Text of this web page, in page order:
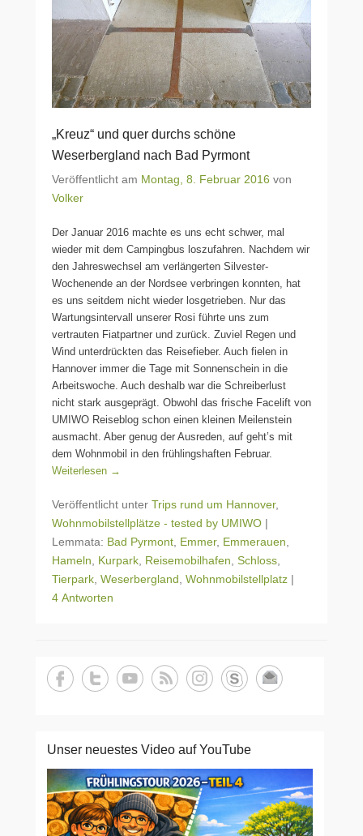
„Kreuz“ und quer durchs schöne
Weserbergland nach Bad Pyrmont
Veröffentlicht am Montag, 8. Februar 2016 von
Volker
Der Januar 2016 machte es uns echt schwer, mal
wieder mit dem Campingbus loszufahren. Nachdem wir
den Jahreswechsel am verlängerten Silvester-
Wochenende an der Nordsee verbringen konnten, hat
es uns seitdem nicht wieder losgetrieben. Nur das
Wartungsintervall unserer Rosi führte uns zum
vertrauten Fiatpartner und zurück. Zuviel Regen und
Wind unterdrückten das Reisefieber. Auch fielen in
Hannover immer die Tage mit Sonnenschein in die
Arbeitswoche. Auch deshalb war die Schreiberlust
nicht stark ausgeprägt. Obwohl das frische Facelift von
UMIWO Reiseblog schon einen kleinen Meilenstein
ausmacht. Aber genug der Ausreden, auf geht’s mit
dem Wohnmobil in den frühlingshaften Februar.
Weiterlesen →
Veröffentlicht unter Trips rund um Hannover,
Wohnmobilstellplätze - tested by UMIWO |
Lemmata: Bad Pyrmont Emmer, Emmerauen
Hameln
Kurpark Reisemobilhafen Schloss
Tierpark Weserbergland Wohnmobilstellplatz |
4 Antworten
Unser neuestes Video auf YouTube